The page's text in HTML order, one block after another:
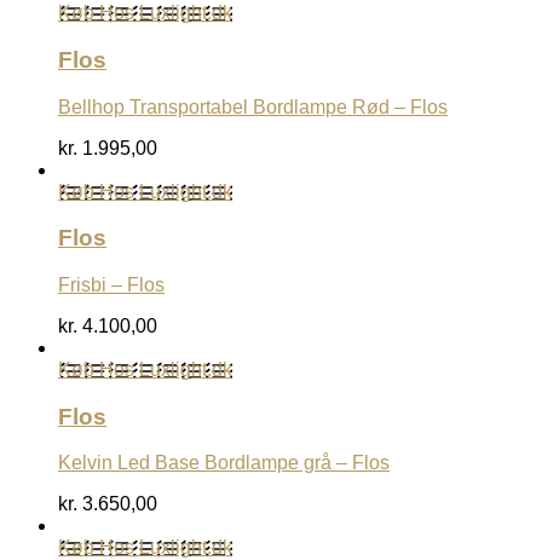
Køb Hos Luxlight.dk
Flos
Bellhop Transportabel Bordlampe Rød – Flos
kr. 1.995,00
Køb Hos Luxlight.dk
Flos
Frisbi – Flos
kr. 4.100,00
Køb Hos Luxlight.dk
Flos
Kelvin Led Base Bordlampe grå – Flos
kr. 3.650,00
Køb Hos Luxlight.dk